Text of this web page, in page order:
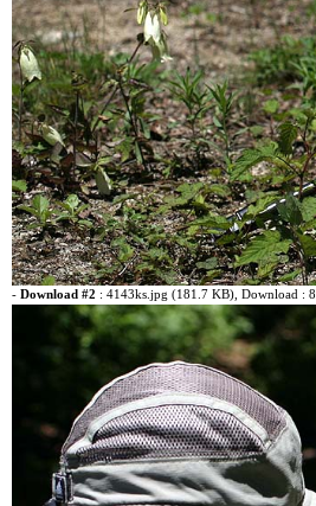
- Download #2 : 4143ks.jpg (181.7 KB) , Download : 8